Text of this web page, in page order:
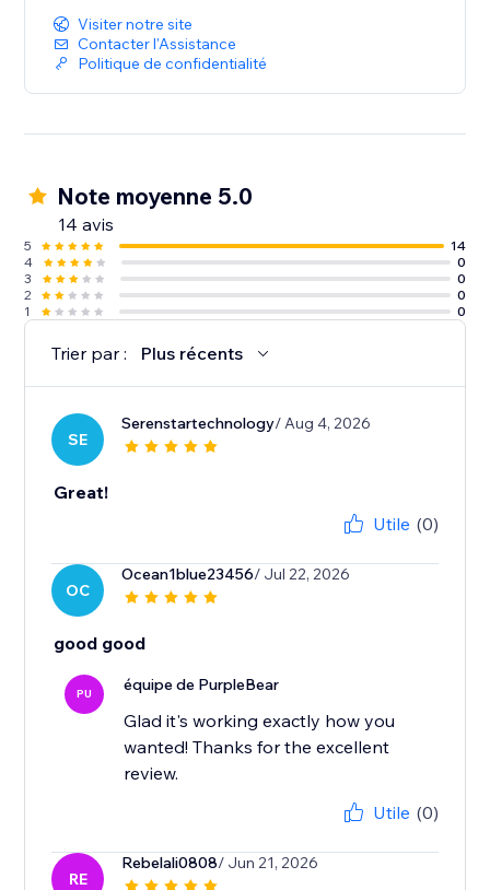
Visiter notre site
Contacter l'Assistance
Politique de confidentialité
Note moyenne 5.0
14 avis
5
14
4
0
3
0
2
0
1
0
Trier par : Plus récents
SE
Serenstartechnology/ Aug 4, 2026
Great!
Utile (0)
OC
Ocean1blue23456/ Jul 22, 2026
good good
PU équipe de PurpleBear
Glad it's working exactly how you
wanted! Thanks for the excellent
review.
Utile (0)
RE
Rebelali0808/ Jun 21, 2026